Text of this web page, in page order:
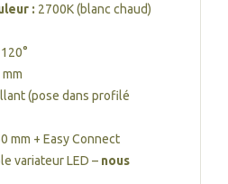
: 2700K (blanc chaud)
120°
(pose dans profilé
mm + Easy Connect
variateur LED – nous